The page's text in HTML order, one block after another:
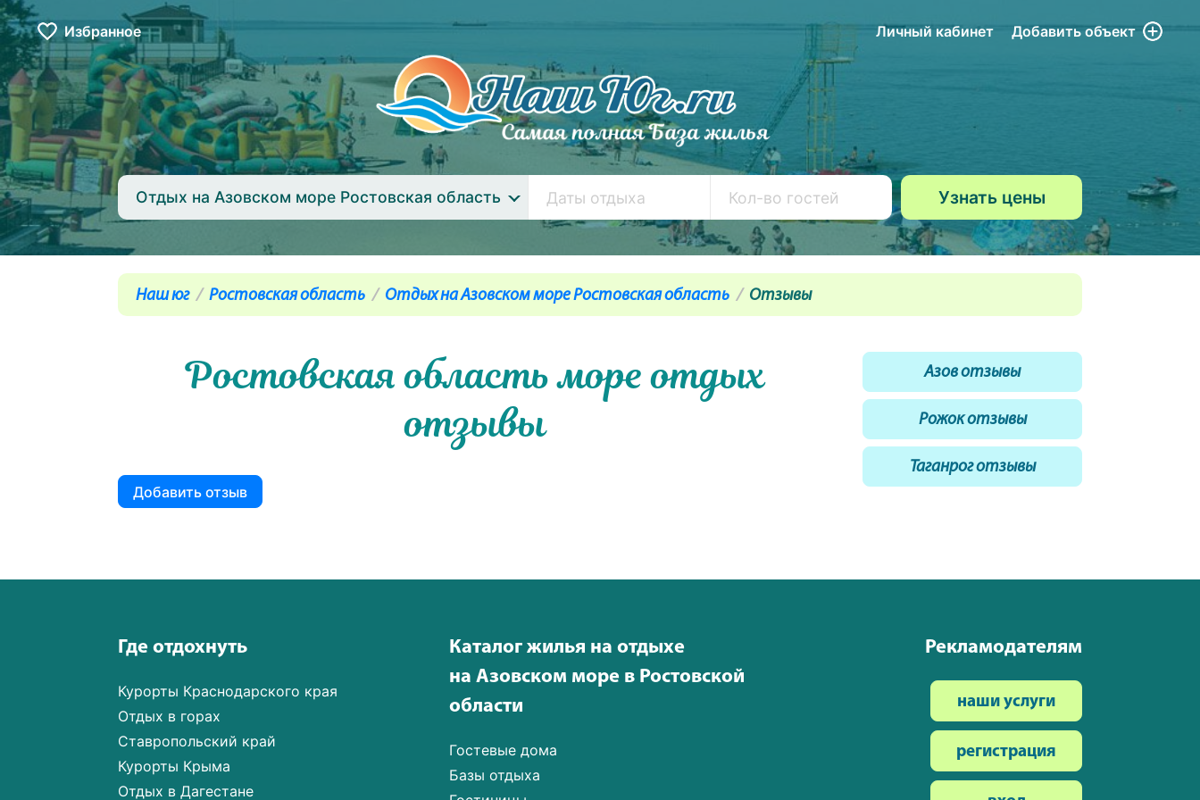
Избранное Личный кабинет Добавитьобъект
Отдых на Азовском море Ростовская область
Наш юг Ростовская область Отдых на Азовском море Ростовская область Отзывы
Ростовская область море отдых
отзывы
Добавить отзыв
Азов отзывы
Рожок отзывы
Таганрог отзывы
Где отдохнуть
Курорты Краснодарского края
Отдых в горах
Ставропольский край
Курорты Крыма
Отдых в Дагестане
Каталог жилья на отдыхе
на Азовском море в Ростовской
области
Гостевые дома
Базы отдыха
Рекламодателям
наши услуги
регистрация